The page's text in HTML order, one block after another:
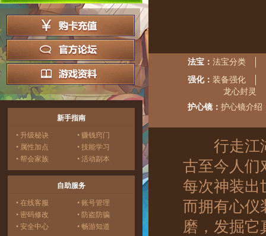
新手指南
• 升级秘诀
• 赚钱窍门
• 属性加点
• 技能学习
• 帮会家族
• 活动副本
自助服务
• 在线客服
• 账号管理
• 密码修改
• 防盗防骗
• 安全中心
• 畅游知道
法宝： 法宝分类
强化： 装备强化
龙心封灵
护心镜： 护心镜介绍
行走江湖
古至今人们
每次神装出
而拥有心仪
磨，发掘它